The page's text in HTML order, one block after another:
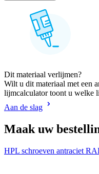
Dit materiaal verlijmen?
Wilt u dit materiaal met een
lijmcalculator toont u welke
Aan de slag
Maak uw
HPL schroeven antraciet